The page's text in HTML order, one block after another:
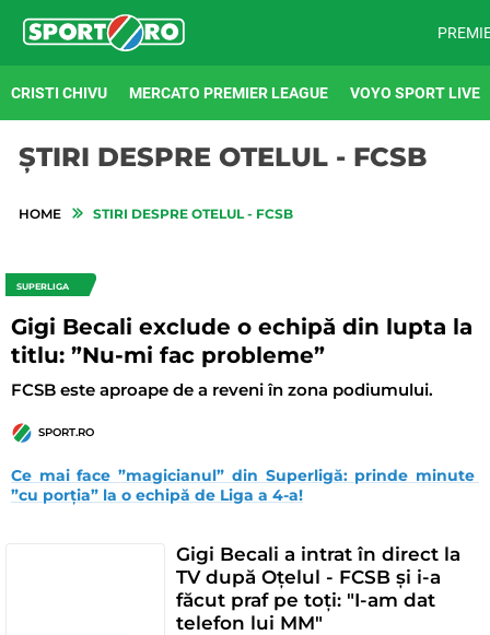
CRISTI CHIVU MERCATO PREMIER LEAGUE VOYO SPORT LIVE
ȘTIRI DESPRE OTELUL - FCSB
HOME STIRI DESPRE OTELUL - FCSB
SUPERLIGA
Gigi Becali exclude o echipă din lupta la
titlu: ”Nu-mi fac probleme”
FCSB este aproape de a reveni în zona podiumului.
SPORT.RO
Ce mai face ”magicianul” din Superligă: prinde minute
”cu porția” la o echipă de Liga a 4-a!
Gigi Becali a intrat în direct la
TV după Oțelul - FCSB și i-a
făcut praf pe toți: "I-am dat
telefon lui MM"